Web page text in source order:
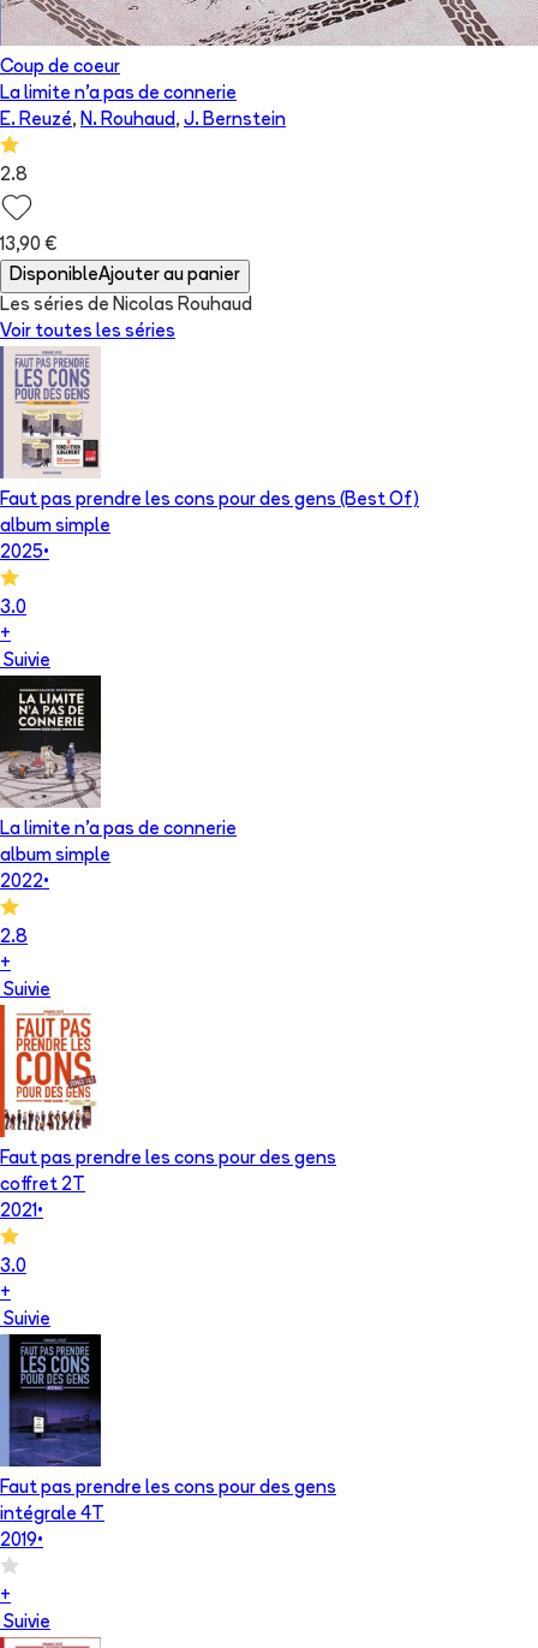
Coup de coeur
La limite n'a pas de connerie
E. Reuzé, N. Rouhaud, J. Bernstein
2.8
13,90 €
DisponibleAjouter au panier
Les séries de Nicolas Rouhaud
Voir toutes les séries
Faut pas prendre les cons pour des gens (Best Of)
album simple
2025•
3.0
+
Suivie
La limite n'a pas de connerie
album simple
2022•
2.8
+
Suivie
Faut pas prendre les cons pour des gens
coffret 2T
2021•
3.0
+
Suivie
Faut pas prendre les cons pour des gens
intégrale 4T
2019•
+
Suivie